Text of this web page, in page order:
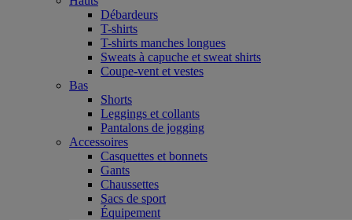
Débardeurs
T-shirts
T-shirts manches longues
Sweats à capuche et sweat shirts
Coupe-vent et vestes
Bas
Shorts
Leggings et collants
Pantalons de jogging
Accessoires
Casquettes et bonnets
Gants
Chaussettes
Sacs de sport
Équipement